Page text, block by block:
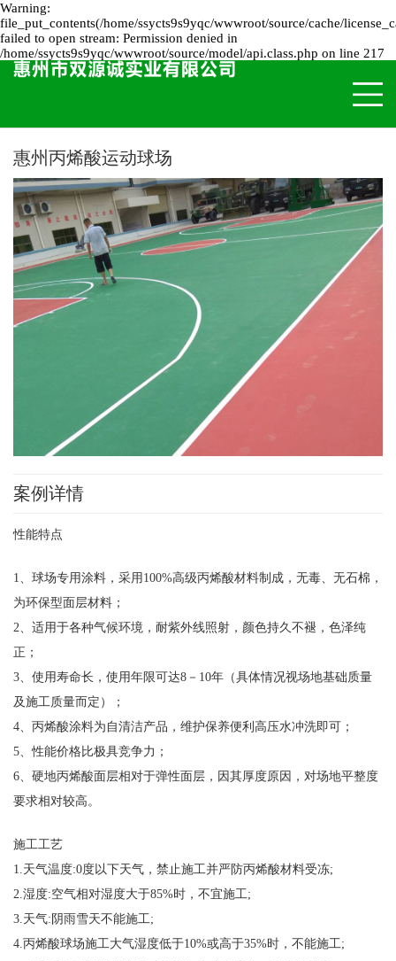
Warning:
file_put_contents(/home/ssycts9s9yqc/wwwroot/source/cache/
failed to open stream: Permission denied in
/home/ssycts9s9yqc/wwwroot/source/model/api.class.php on line 217
惠州丙烯酸运动球场
案例详情
性能特点
1、球场专用涂料，采用100%高级丙烯酸材料制成，无毒、无石棉，
为环保型面层材料；
2、适用于各种气候环境，耐紫外线照射，颜色持久不褪，色泽纯
正；
3、使用寿命长，使用年限可达8－10年（具体情况视场地基础质量
及施工质量而定）；
4、丙烯酸涂料为自清洁产品，维护保养便利高压水冲洗即可；
5、性能价格比极具竞争力；
6、硬地丙烯酸面层相对于弹性面层，因其厚度原因，对场地平整度
要求相对较高。
施工工艺
1.天气温度:0度以下天气，禁止施工并严防丙烯酸材料受冻;
2.湿度:空气相对湿度大于85%时，不宜施工;
3.天气:阴雨雪天不能施工;
4.丙烯酸球场施工大气湿度低于10%或高于35%时，不能施工;